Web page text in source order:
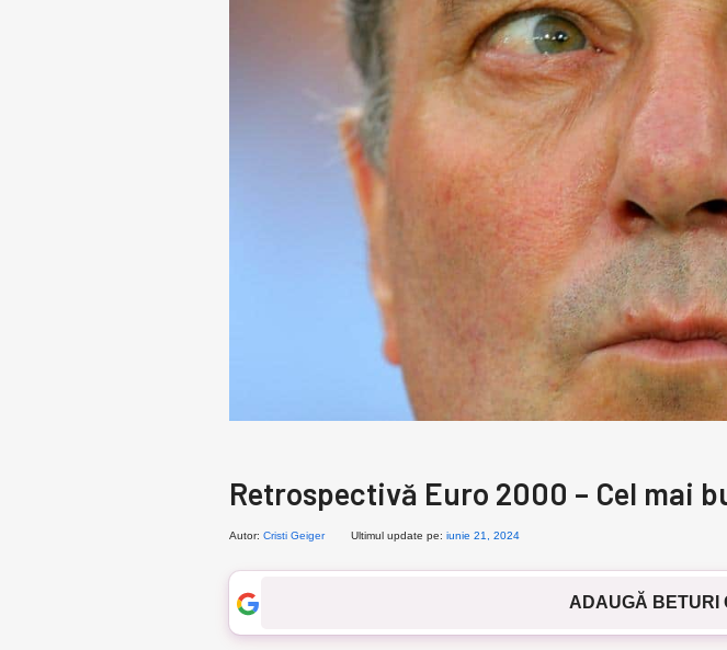
Retrospectivă Euro 2000 – Cel mai
Autor: Cristi Geiger Ultimul update pe: iunie 21, 2024
ADAUGĂ BETURI